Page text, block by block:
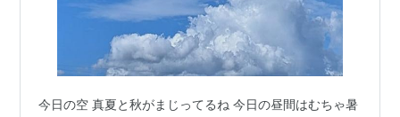
今日の空 真夏と秋がまじってるね 今日の昼間はむちゃ暑